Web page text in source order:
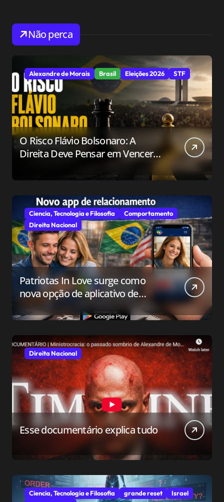
Não perca
Alexandre de Morais Brasil Eleições 2026 STF
O Risco Flávio Bolsonaro: A
Direita Deve Pensar em Vencer
Ciencia, Tecnologia e Filosofia
Comportamento
Direita Nacional
Patriotas In Love surge como
nova opção de aplicativo de
relacionamento para o público
conservador
Direita Nacional
Esse documentário explica tudo
Ciencia, Tecnologia e Filosofia grande reset
Israel